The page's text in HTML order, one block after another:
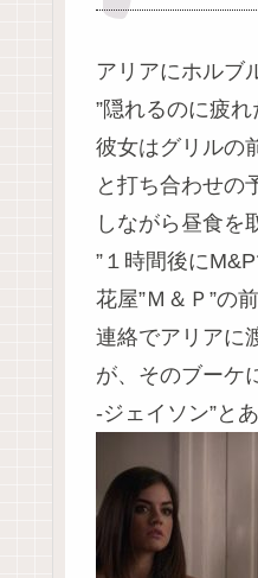
アリアにホルブ
”隠れるのに疲
彼女はグリルの
と打ち合わせの
しながら昼食を
”１時間後に
花屋”Ｍ＆Ｐ”の
連絡でアリアに
が、そのブーケ
-ジェイソン”とあ